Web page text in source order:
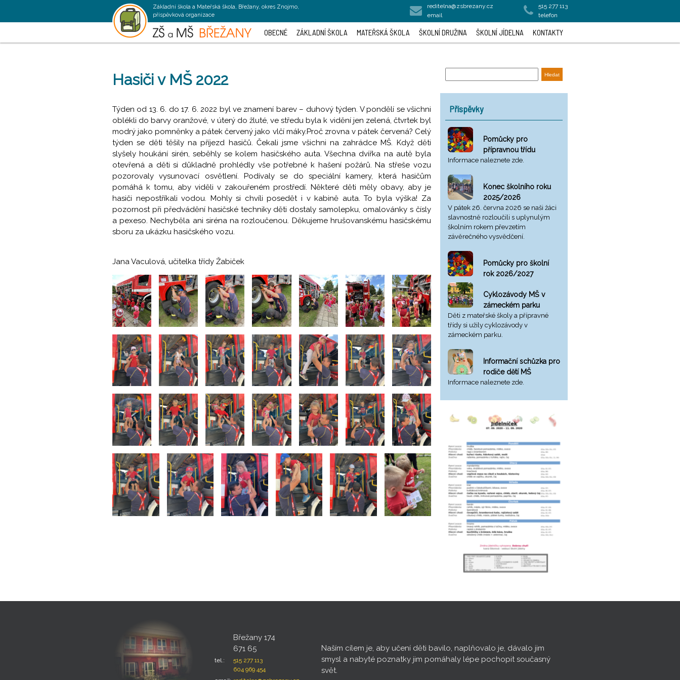
Základní škola a Mateřská škola, Břežany, okres Znojmo,
příspěvková organizace
reditelna@zsbrezany.cz
email
515 277 113
telefon
OBECNÉ ZÁKLADNÍ ŠKOLA MATEŘSKÁ ŠKOLA ŠKOLNÍ DRUŽINA ŠKOLNÍ JÍDELNA KONTAKTY
Hasiči v MŠ 2022
Týden od 13. 6. do 17. 6. 2022 byl ve znamení barev – duhový týden. V pondělí se všichni
oblékli do barvy oranžové, v úterý do žluté, ve středu byla k vidění jen zelená, čtvrtek byl
modrý jako pomněnky a pátek červený jako vlčí máky.Proč zrovna v pátek červená? Celý
týden se děti těšily na příjezd hasičů. Čekali jsme všichni na zahrádce MŠ. Když děti
slyšely houkání sirén, seběhly se kolem hasičského auta. Všechna dvířka na autě byla
otevřená a děti si důkladně prohlédly vše potřebné k hašení požárů. Na střeše vozu
pozorovaly vysunovací osvětlení. Podívaly se do speciální kamery, která hasičům
pomáhá k tomu, aby viděli v zakouřeném prostředí. Některé děti měly obavy, aby je
hasiči nepostříkali vodou. Mohly si chvíli posedět i v kabině auta. To byla výška! Za
pozornost při předvádění hasičské techniky děti dostaly samolepku, omalovánky s čísly
a pexeso. Nechyběla ani siréna na rozloučenou. Děkujeme hrušovanskému hasičskému
sboru za ukázku hasičského vozu.
Jana Vaculová, učitelka třídy Žabiček
Příspěvky
Pomůcky pro
přípravnou třídu
Informace naleznete zde.
Konec školního roku
2025/2026
V pátek 26. června 2026 se naši žáci
slavnostně rozloučili s uplynulým
školním rokem převzetím
závěrečného vysvědčení.
Pomůcky pro školní
rok 2026/2027
Cyklozávody MŠ v
zámeckém parku
Děti z mateřské školy a přípravné
třídy si užily cyklozávody v
zámeckém parku.
Informační schůzka pro
rodiče dětí MŠ
Informace naleznete zde.
Břežany 174
671 65
tel.:
515 277 113
604 969 454
Naším cílem je, aby učení děti bavilo, naplňovalo je, dávalo jim
smysl a nabyté poznatky jim pomáhaly lépe pochopit současný
svět.